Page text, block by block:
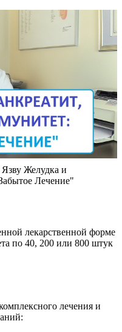
Желудка и
Лечение"
лекарственной форме
по 40, 200 или 800 штук
лечения и